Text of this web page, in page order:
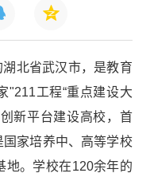
北省武汉市，是教育
"211工程“重点建设大
新平台建设高校，首
国家培养中、高等学校
地。学校在120余年的